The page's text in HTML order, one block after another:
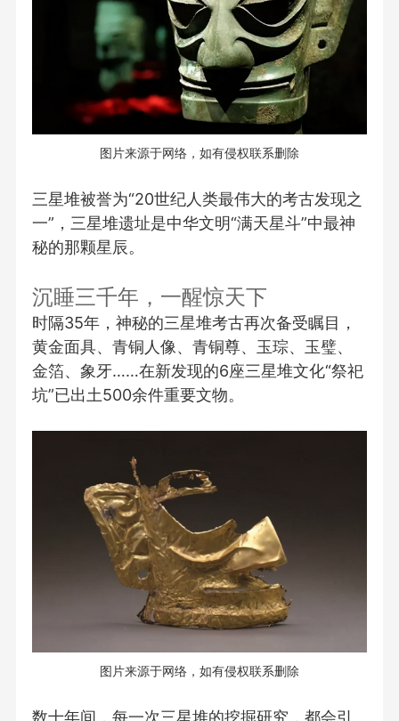
图片来源于网络，如有侵权联系删除
三星堆被誉为“20世纪人类最伟大的考古发现之
一”，三星堆遗址是中华文明“满天星斗”中最神
秘的那颗星辰。
沉睡三千年，一醒惊天下
时隔35年，神秘的三星堆考古再次备受瞩目，
黄金面具、青铜人像、青铜尊、玉琮、玉璧、
金箔、象牙……在新发现的6座三星堆文化“祭祀
坑”已出土500余件重要文物。
图片来源于网络，如有侵权联系删除
数十年间，每一次三星堆的挖掘研究，都会引